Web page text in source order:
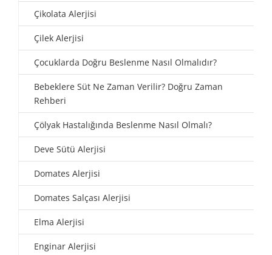
Çikolata Alerjisi
Çilek Alerjisi
Çocuklarda Doğru Beslenme Nasıl Olmalıdır?
Bebeklere Süt Ne Zaman Verilir? Doğru Zaman
Rehberi
Çölyak Hastalığında Beslenme Nasıl Olmalı?
Deve Sütü Alerjisi
Domates Alerjisi
Domates Salçası Alerjisi
Elma Alerjisi
Enginar Alerjisi